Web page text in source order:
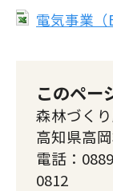
電気事業（
このペー
森林づく
高知県高
電話：
0812